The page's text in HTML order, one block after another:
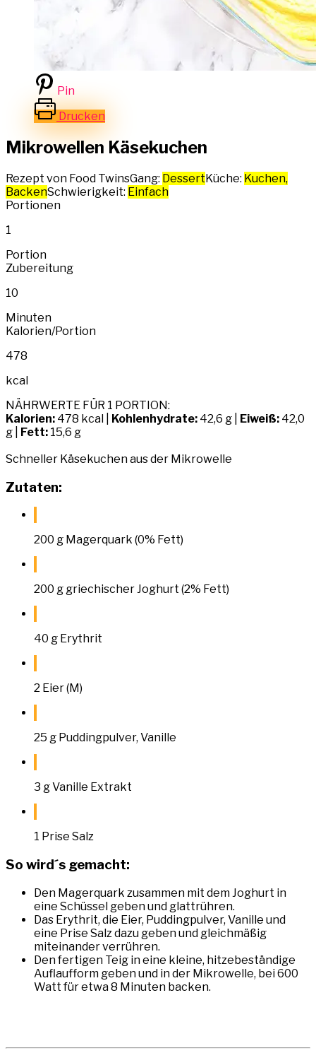
Pin
Drucken
Mikrowellen Käsekuchen
Rezept von Food TwinsGang: DessertKüche: Kuchen,
BackenSchwierigkeit: Einfach
Portionen
1
Portion
Zubereitung
10
Minuten
Kalorien/Portion
478
kcal
NÄHRWERTE FÜR 1 PORTION:
Kalorien: 478 kcal | Kohlenhydrate: 42,6 g | Eiweiß: 42,0
g | Fett: 15,6 g
Schneller Käsekuchen aus der Mikrowelle
Zutaten:
200 g Magerquark (0% Fett)
200 g griechischer Joghurt (2% Fett)
40 g Erythrit
2 Eier (M)
25 g Puddingpulver, Vanille
3 g Vanille Extrakt
1 Prise Salz
So wird´s gemacht:
Den Magerquark zusammen mit dem Joghurt in
eine Schüssel geben und glattrühren.
Das Erythrit, die Eier, Puddingpulver, Vanille und
eine Prise Salz dazu geben und gleichmäßig
miteinander verrühren.
Den fertigen Teig in eine kleine, hitzebeständige
Auflaufform geben und in der Mikrowelle, bei 600
Watt für etwa 8 Minuten backen.⠀